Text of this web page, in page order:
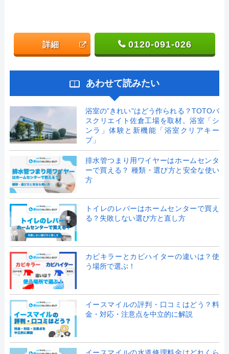
詳細 0120-091-026
あわせて読みたい
浴室の”きれい”はどう作られる？TOTOバ
スクリエイト佐倉工場を取材。浴室「シ
ンラ」体験と新機能「浴室クリアキー
プ」
排水管つまり用ワイヤーはホームセンタ
ーで買える？ 種類・選び方と安全な使い
方
トイレのレバーはホームセンターで買え
る？失敗しない選び方と直し方
カビキラーとカビハイターの違いは？使
う場所で選ぶ！
イースマイルの評判・口コミはどう？料
金・対応・注意点を中立的に解説